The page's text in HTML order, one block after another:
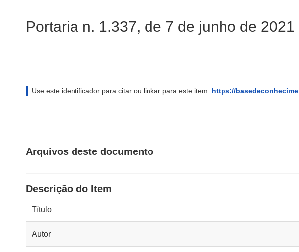
Portaria n. 1.337, de 7 de junho de 2021
Use este identificador para citar ou linkar para este item: https://
Arquivos deste documento
Descrição do Item
Título
Autor